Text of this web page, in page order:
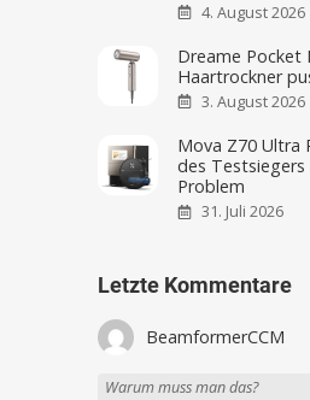
4. August 2026
Dreame Pocket
Haartrockner
3. August 2026
Mova Z70 Ultra
des
Problem
31. Juli 2026
Letzte Kommentare
BeamformerCCM
Warum muss man das?